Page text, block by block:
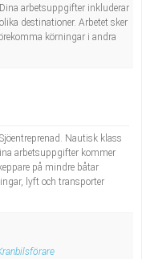
arbetsuppgifter inkluderar
destinationer. Arbetet sker
körningar i andra
Nautisk klass
arbetsuppgifter kommer
på mindre båtar
lyft och transporter